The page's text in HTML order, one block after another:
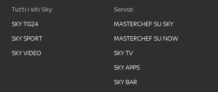
Tutti i siti Sky:
SKY TG24
SKY SPORT
SKY VIDEO
Servizi:
MASTERCHEF SU SKY
MASTERCHEF SU NOW
SKY TV
SKY APPS
SKY BAR